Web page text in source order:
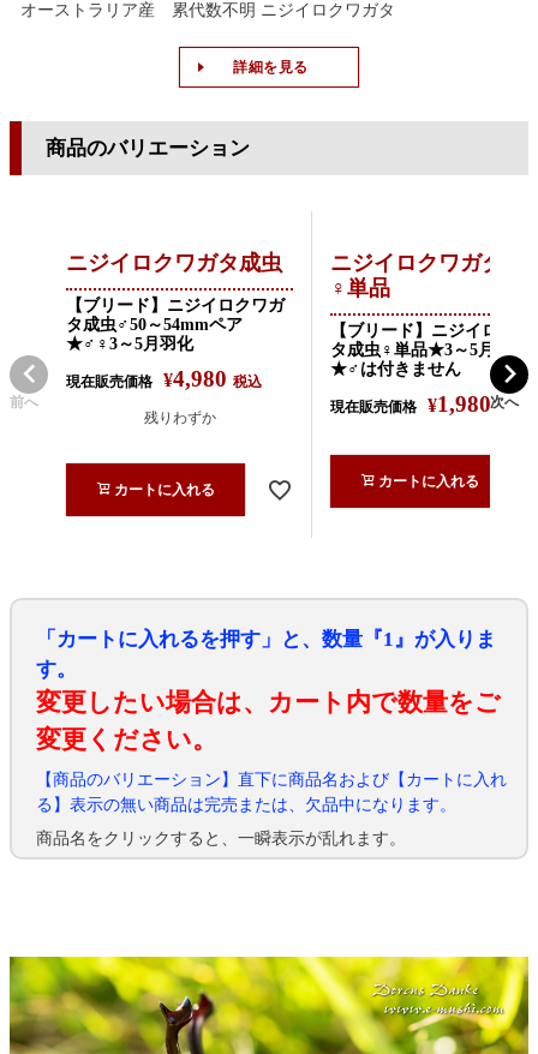
オーストラリア産 累代数不明 ニジイロクワガタ
詳細を見る
商品のバリエーション
前へ
ニジイロクワガタ成虫
【ブリード】ニジイロクワガ
タ成虫♂50～54mmペア
★♂♀3～5月羽化
現在販売価格 ¥4,980 税込
残りわずか
カートに入れる
ニジイロクワガタ成
♀単品
【ブリード】ニジイロクワ
タ成虫♀単品★3～5月羽化
★♂は付きません
現在販売価格 ¥1,980 税込
カートに入れる
次へ
「カートに入れるを押す」と、数量『1』が入りま
す。
変更したい場合は、カート内で数量をご
変更ください。
【商品のバリエーション】直下に商品名および【カートに入れ
る】表示の無い商品は完売または、欠品中になります。
商品名をクリックすると、一瞬表示が乱れます。